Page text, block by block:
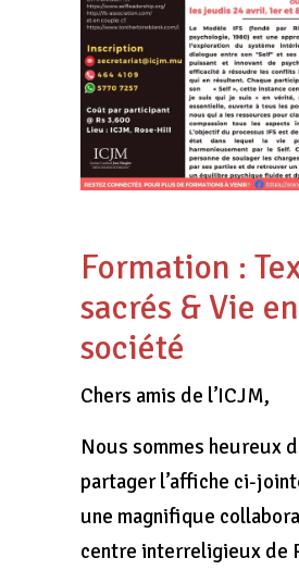
Formation :
sacrés & Vie en
société
Chers amis de l’ICJM,
Nous sommes heureux
partager l’affiche ci-
une magnifique
centre interreligieux de